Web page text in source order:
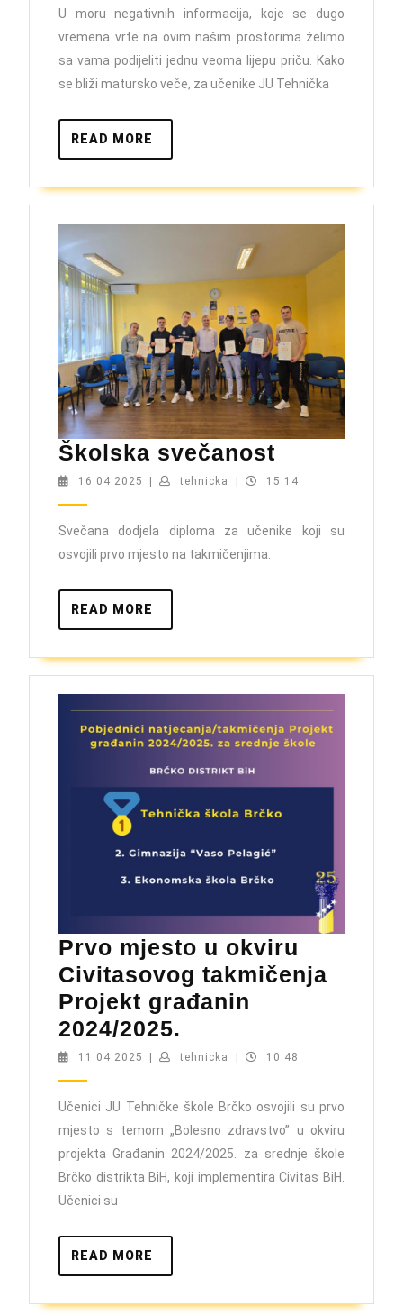
U moru negativnih informacija, koje se dugo
vremena vrte na ovim našim prostorima želimo
sa vama podijeliti jednu veoma lijepu priču. Kako
se bliži matursko veče, za učenike JU Tehnička
READ MORE
MORE
Školska svečanost
svečanost
16.04.2025 16.04.2025
| tehnicka tehnicka
| 15:14
Svečana dodjela diploma za učenike koji su
osvojili prvo mjesto na takmičenjima.
READ MORE
MORE
Prvo mjesto u okviru
Civitasovog takmičenja
Projekt građanin
2024/2025.
mjesto
okviru
Civitasovog
takmičenja
Projekt
11.04.2025 11.04.2025
tehnicka tehnicka10:48
Učenici JU Tehničke škole Brčko osvojili su prvo
mjesto s temom „Bolesno zdravstvo” u okviru
projekta Građanin 2024/2025. za srednje škole
Brčko distrikta BiH, koji implementira Civitas BiH.
Učenici su
READ MORE
MORE